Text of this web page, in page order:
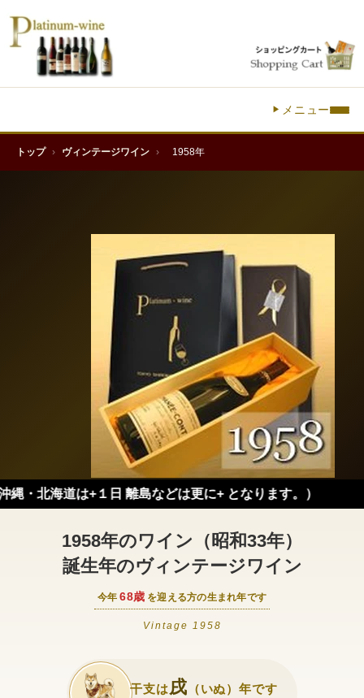
メニュー
トップ › ヴィンテージワイン › 1958年
１日 離島などは更に+ となります。）
1958年のワイン（昭和33年）
誕生年のヴィンテージワイン
今年 68歳 を迎える方の生まれ年です
Vintage 1958
干支は戌 （いぬ）年です